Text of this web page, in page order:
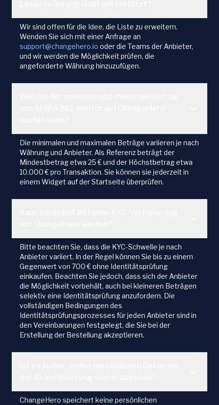
Wir sind offen für die Idee, die Liste zu erweitern.
Wenden Sie sich mit einer Anfrage an
support@changehero.io oder die Teams der Anbieter,
und wir werden die Möglichkeit prüfen, die
angeforderte Währung hinzuzufügen.
Die minimalen und maximalen Beträge variieren je nach
Währung und Anbieter. Als Referenz beträgt der
Mindestbetrag etwa 25 € und der Höchstbetrag etwa
10.000 € pro Transaktion. Sie können sie jederzeit in
einem Widget auf der Startseite überprüfen.
Bitte beachten Sie, dass die KYC-Schwelle je nach
Anbieter variiert. In der Regel können Sie bis zu einem
Gegenwert von 700 € ohne Identitätsprüfung
einkaufen. Beachten Sie jedoch, dass sich der Anbieter
die Möglichkeit vorbehält, auch bei kleineren Beträgen
selektiv eine Identitätsprüfung anzufordern. Die
vollständigen Bedingungen des
Identitätsprüfungsprozesses für jeden Anbieter sind in
den Vereinbarungen festgelegt, die Sie bei der
Erstellung der Bestellung akzeptieren.
ChangeHero speichert keine persönlichen